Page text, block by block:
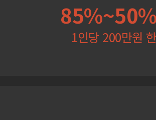
1인당 200만원